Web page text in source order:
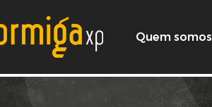
Quem somos